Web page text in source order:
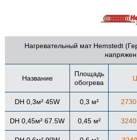
Нагревательный мат Hemstedt
Название
Площадь
обогрева
DH 0,3м² 45W 0,3 м²
DH 0,45м² 67.5W 0,45 м²